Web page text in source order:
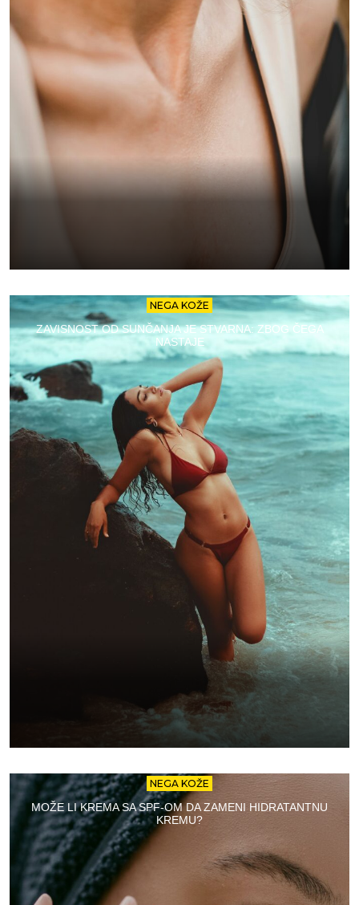
NEGA KOŽE
ZAVISNOST OD SUNČANJA JE STVARNA: ZBOG ČEGA
NASTAJE
NEGA KOŽE
MOŽE LI KREMA SA SPF-OM DA ZAMENI HIDRATANTNU
KREMU?